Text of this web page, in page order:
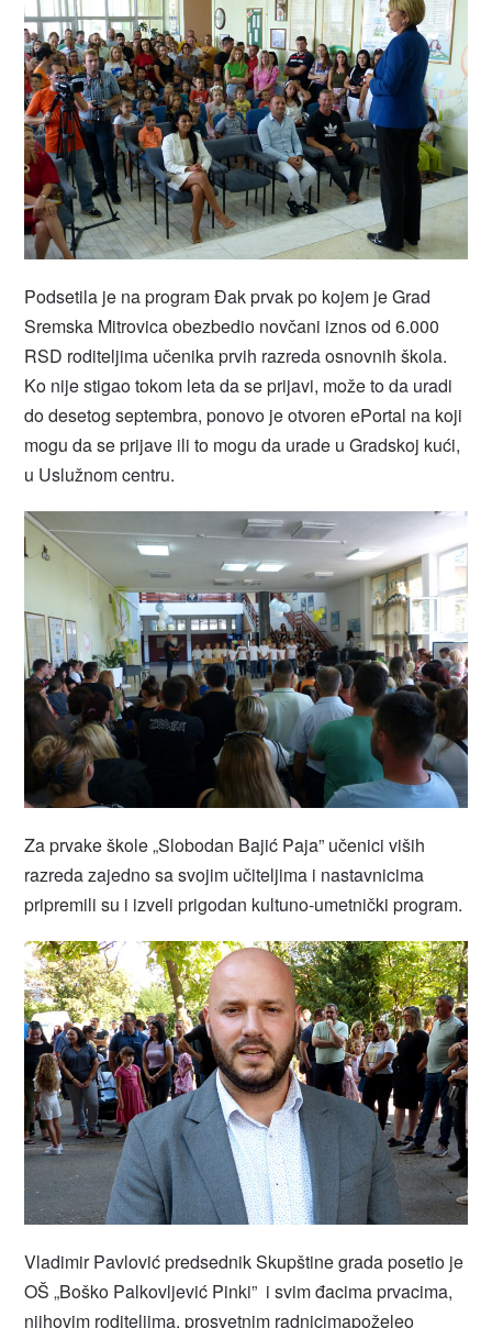
Podsetila je na program Đak prvak po kojem je Grad
Sremska Mitrovica obezbedio novčani iznos od 6.000
RSD roditeljima učenika prvih razreda osnovnih škola.
Ko nije stigao tokom leta da se prijavi, može to da uradi
do desetog septembra, ponovo je otvoren ePortal na koji
mogu da se prijave ili to mogu da urade u Gradskoj kući,
u Uslužnom centru.
Za prvake škole „Slobodan Bajić Paja” učenici viših
razreda zajedno sa svojim učiteljima i nastavnicima
pripremili su i izveli prigodan kultuno-umetnički program.
Vladimir Pavlović predsednik Skupštine grada posetio je
OŠ „Boško Palkovljević Pinki” i svim đacima prvacima,
njihovim roditeljima, prosvetnim radnicimapoželeo